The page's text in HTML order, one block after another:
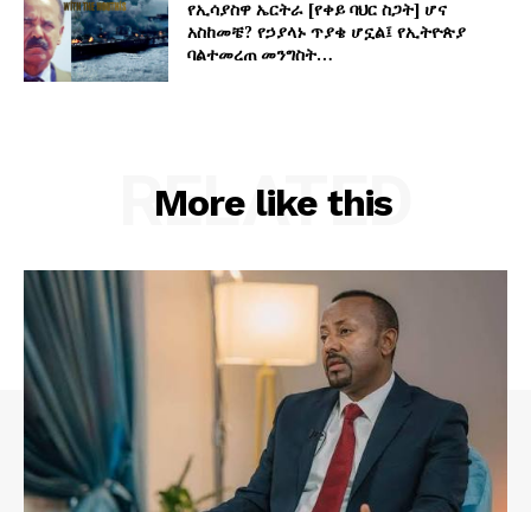
የኢሳያስዋ ኤርትራ [የቀይ ባህር ስጋት] ሆና
አስከመቼ? የኃያላኑ ጥያቄ ሆኗል፤ የኢትዮጵያ
ባልተመረጠ መንግስት…
More like this
RELATED